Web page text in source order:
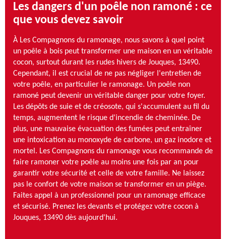
Les dangers d'un poêle non ramoné : ce
que vous devez savoir
À Les Compagnons du ramonage, nous savons à quel point
un poêle à bois peut transformer une maison en un véritable
cocon, surtout durant les rudes hivers de Jouques, 13490.
Cependant, il est crucial de ne pas négliger l'entretien de
votre poêle, en particulier le ramonage. Un poêle non
ramoné peut devenir un véritable danger pour votre foyer.
Les dépôts de suie et de créosote, qui s'accumulent au fil du
temps, augmentent le risque d'incendie de cheminée. De
plus, une mauvaise évacuation des fumées peut entraîner
une intoxication au monoxyde de carbone, un gaz inodore et
mortel. Les Compagnons du ramonage vous recommande de
faire ramoner votre poêle au moins une fois par an pour
garantir votre sécurité et celle de votre famille. Ne laissez
pas le confort de votre maison se transformer en un piège.
Faites appel à un professionnel pour un ramonage efficace
et sécurisé. Prenez les devants et protégez votre cocon à
Jouques, 13490 dès aujourd'hui.